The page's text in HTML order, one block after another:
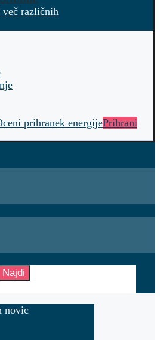
različnih
prihranek energijePrihrani
Najdi
novic